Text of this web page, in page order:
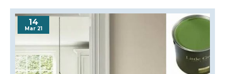
14
Mar 21